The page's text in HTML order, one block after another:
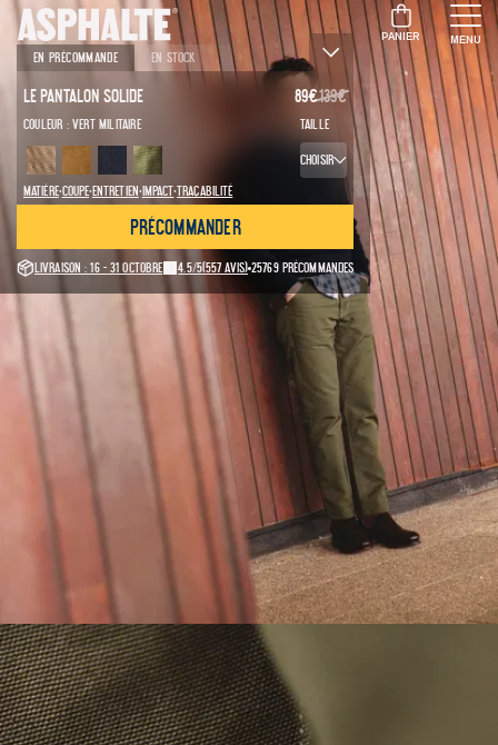
PANIER MENU
En précommande En stock
Le Pantalon Solide 89€139€
Couleur :Vert militaire Taille
Choisir
Matière·Coupe·Entretien·Impact·Traçabilité
Précommander
Livraison : 16 - 31 octobre 4.5/5(557 avis) 25769 précommandes